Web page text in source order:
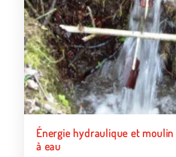
Énergie hydraulique et moulin
à eau